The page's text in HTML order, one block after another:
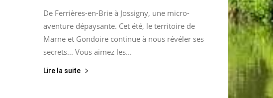
De Ferrières-en-Brie à Jossigny, une micro-
aventure dépaysante. Cet été, le territoire de
Marne et Gondoire continue à nous révéler ses
secrets... Vous aimez les...
Lire la suite